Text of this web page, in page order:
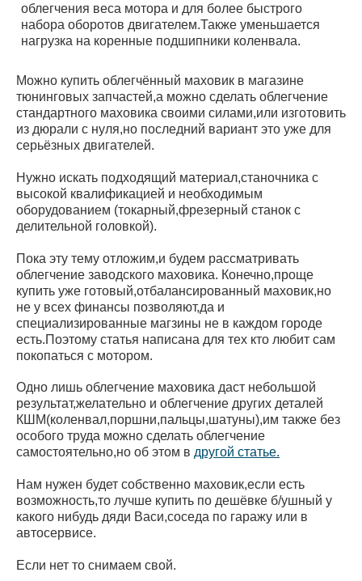
облегчения веса мотора и для более быстрого
набора оборотов двигателем.Также уменьшается
нагрузка на коренные подшипники коленвала.
Можно купить облегчённый маховик в магазине
тюнинговых запчастей,а можно сделать облегчение
стандартного маховика своими силами,или изготовить
из дюрали с нуля,но последний вариант это уже для
серьёзных двигателей.
Нужно искать подходящий материал,станочника с
высокой квалификацией и необходимым
оборудованием (токарный,фрезерный станок с
делительной головкой).
Пока эту тему отложим,и будем рассматривать
облегчение заводского маховика. Конечно,проще
купить уже готовый,отбалансированный маховик,но
не у всех финансы позволяют,да и
специализированные магзины не в каждом городе
есть.Поэтому статья написана для тех кто любит сам
покопаться с мотором.
Одно лишь облегчение маховика даст небольшой
результат,желательно и облегчение других деталей
КШМ(коленвал,поршни,пальцы,шатуны),им также без
особого труда можно сделать облегчение
самостоятельно,но об этом в другой статье.
Нам нужен будет собственно маховик,если есть
возможность,то лучше купить по дешёвке б/ушный у
какого нибудь дяди Васи,соседа по гаражу или в
автосервисе.
Если нет то снимаем свой.